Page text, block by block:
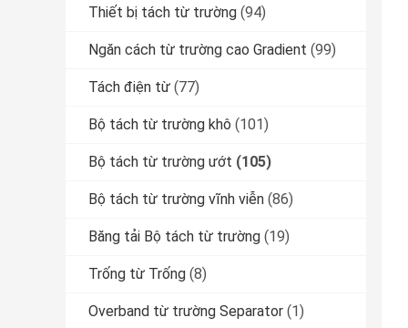
Thiết bị tách từ trường (94)
Ngăn cách từ trường cao Gradient (99)
Tách điện từ (77)
Bộ tách từ trường khô (101)
Bộ tách từ trường ướt (105)
Bộ tách từ trường vĩnh viễn (86)
Băng tải Bộ tách từ trường (19)
Trống từ Trống (8)
Overband từ trường Separator (1)